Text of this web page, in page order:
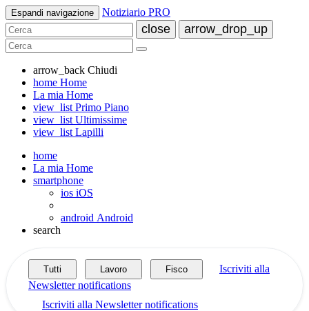
Espandi navigazione Notiziario PRO
close arrow_drop_up
arrow_back Chiudi
home Home
La mia Home
view_list Primo Piano
view_list Ultimissime
view_list Lapilli
home
La mia Home
smartphone
ios iOS
android Android
search
Tutti Lavoro Fisco
Iscriviti alla
Newsletternotifications
Iscriviti alla Newsletternotifications